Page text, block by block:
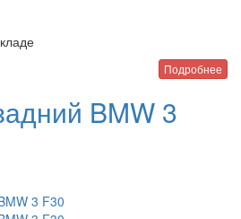
Подробнее
BMW 3